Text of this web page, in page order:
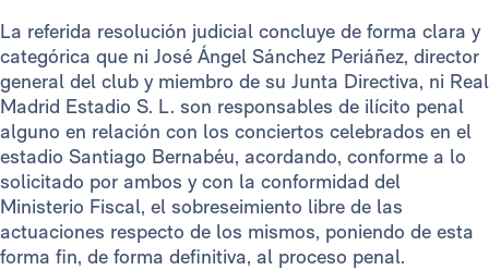
La referida resolución judicial concluye de forma clara y
categórica que ni José Ángel Sánchez Periáñez, director
general del club y miembro de su Junta Directiva, ni Real
Madrid Estadio S. L. son responsables de ilícito penal
alguno en relación con los conciertos celebrados en el
estadio Santiago Bernabéu, acordando, conforme a lo
solicitado por ambos y con la conformidad del
Ministerio Fiscal, el sobreseimiento libre de las
actuaciones respecto de los mismos, poniendo de esta
forma fin, de forma definitiva, al proceso penal.